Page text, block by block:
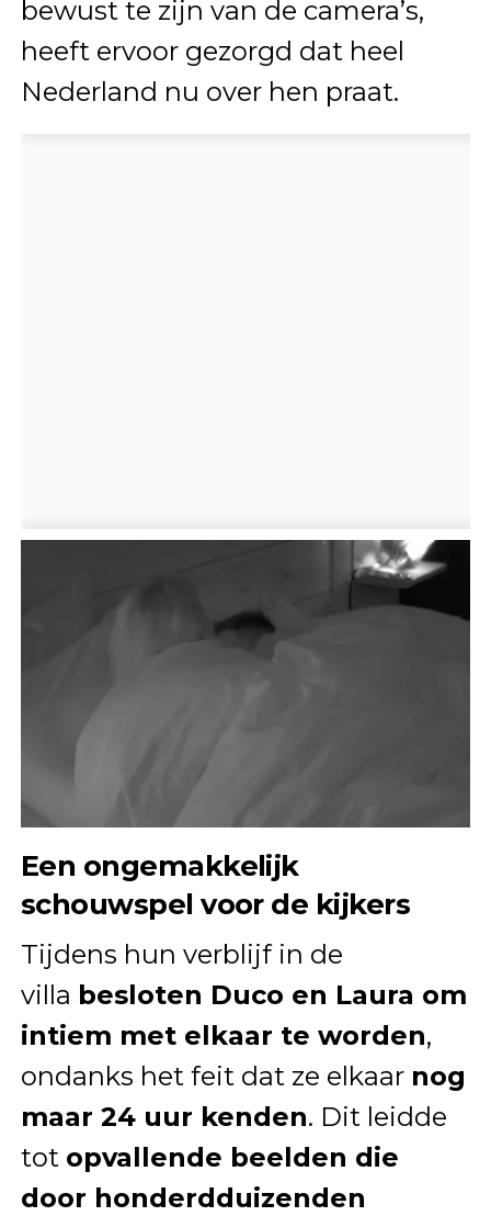
bewust te zijn van de camera’s,
heeft ervoor gezorgd dat heel
Nederland nu over hen praat.
Een ongemakkelijk
schouwspel voor de kijkers
Tijdens hun verblijf in de
villa besloten Duco en Laura om
intiem met elkaar te worden,
ondanks het feit dat ze elkaar nog
maar 24 uur kenden. Dit leidde
tot opvallende beelden die
door honderdduizenden